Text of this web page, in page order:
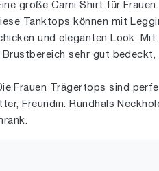
große Cami Shirt für Frauen.
Tanktops können mit
und eleganten Look. Mit
sehr gut bedeckt,
Frauen Trägertops sind
Freundin. Rundhals